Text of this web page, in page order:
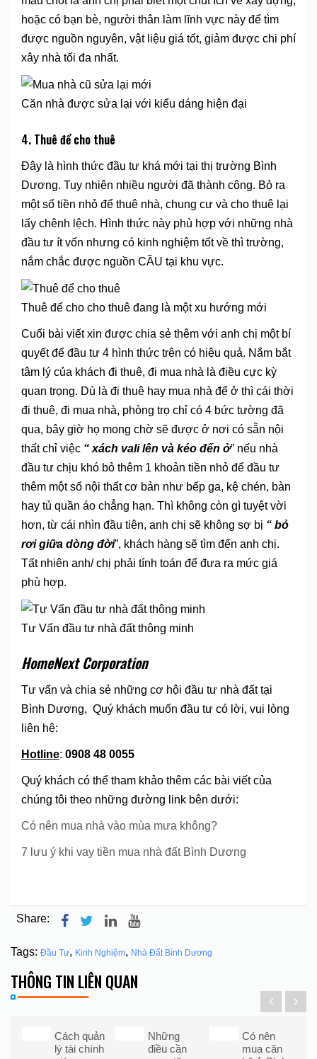
hoặc có bạn bè, người thân làm lĩnh vực này để tìm
được nguồn nguyên, vật liệu giá tốt, giảm được chi phí
xây nhà tối đa nhất.
Căn nhà được sửa lại với kiểu dáng hiện đại
4. Thuê để cho thuê
Đây là hình thức đầu tư khá mới tại thị trường Bình
Dương. Tuy nhiên nhiều người đã thành công. Bỏ ra
một số tiền nhỏ để thuê nhà, chung cư và cho thuê lại
lấy chênh lệch. Hình thức này phù hợp với những nhà
đầu tư ít vốn nhưng có kinh nghiệm tốt về thì trường,
nắm chắc được nguồn CẦU tại khu vực.
Thuê để cho cho thuê đang là một xu hướng mới
Cuối bài viết xin được chia sẻ thêm với anh chị một bí
quyết để đầu tư 4 hình thức trên có hiệu quả. Nắm bắt
tâm lý của khách đi thuê, đi mua nhà là điều cực kỳ
quan trọng. Dù là đi thuê hay mua nhà để ở thì cái thời
đi thuê, đi mua nhà, phòng trọ chỉ có 4 bức tường đã
qua, bây giờ họ mong chờ sẽ được ở nơi có sẵn nội
thất chỉ việc “ xách vali lên và kéo đến ở” nếu nhà
đầu tư chịu khó bỏ thêm 1 khoản tiền nhỏ để đầu tư
thêm một số nội thất cơ bản như bếp ga, kệ chén, bàn
hay tủ quần áo chẳng hạn. Thì không còn gì tuyệt vời
hơn, từ cái nhìn đầu tiên, anh chị sẽ không sợ bị “ bỏ
rơi giữa dòng đời”, khách hàng sẽ tìm đến anh chị.
Tất nhiên anh/ chị phải tính toán để đưa ra mức giá
phù hợp.
Tư Vấn đầu tư nhà đất thông minh
HomeNext Corporation
Tư vấn và chia sẻ những cơ hội đầu tư nhà đất tại
Bình Dương, Quý khách muốn đầu tư có lời, vui lòng
liên hệ:
Hotline: 0908 48 0055
Quý khách có thể tham khảo thêm các bài viết của
chúng tôi theo những đường link bên dưới:
Có nên mua nhà vào mùa mưa không?
7 lưu ý khi vay tiền mua nhà đất Bình Dương
Share:
Tags: Đầu Tư, Kinh Nghiệm, Nhà Đất Bình Dương
THÔNG TIN LIÊN QUAN
Cách quản
lý tài chính
Những
điều cần
Có nên
mua căn